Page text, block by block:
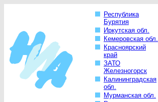
Республика
Бурятия
Иркутская обл.
Кемеровская обл.
Красноярский
край
ЗАТО
Железногорск
Калининградская
обл.
Мурманская обл.